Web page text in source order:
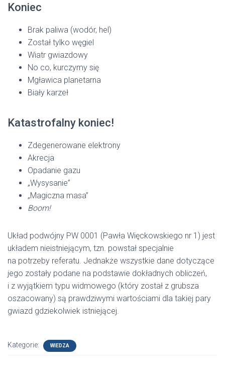
Koniec
Brak paliwa (wodór, hel)
Został tylko węgiel
Wiatr gwiazdowy
No co, kurczymy się
Mgławica planetarna
Biały karzeł
Katastrofalny koniec!
Zdegenerowane elektrony
Akrecja
Opadanie gazu
„Wysysanie”
„Magiczna masa”
Boom!
Układ podwójny PW 0001 (Pawła Więckowskiego nr 1) jest
układem nieistniejącym, tzn. powstał specjalnie
na potrzeby referatu. Jednakże wszystkie dane dotyczące
jego zostały podane na podstawie dokładnych obliczeń,
i z wyjątkiem typu widmowego (który został z grubsza
oszacowany) są prawdziwymi wartościami dla takiej pary
gwiazd gdziekolwiek istniejącej.
Kategorie: WIEDZA